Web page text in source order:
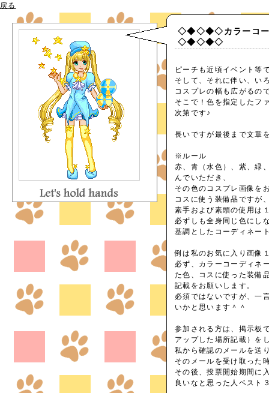
戻る
◇◆◇◆◇カラーコー
◇◆◇◆◇
ピーチも近頃イベント等
そして、それに伴い、い
コスプレの幅も広がるの
そこで！色を指定したフ
次第です♪
長いですが最後まで文章
※ルール
赤、青（水色）、紫、緑
んでいただき、
その色のコスプレ画像を
コスに使う装備品ですが
素手および素頭の使用は
必ずしも全身同じ色にし
基調としたコーディネー
例は私のお気に入り画像
必ず、カラーコーディネ
た色、コスに使った装備
記載をお願いします。
必須ではないですが、一
いかと思います＾＾
参加される方は、掲示板
アップした場所記載）を
私から確認のメールを送
そのメールを受け取った
その後、投票開始期間に
良いなと思った人ベスト